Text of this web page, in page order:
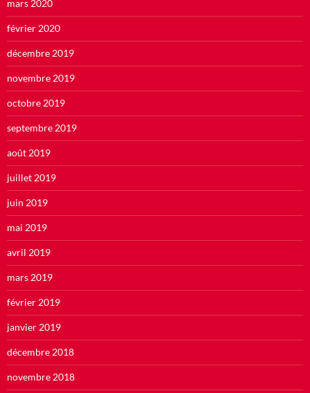
mars 2020
février 2020
décembre 2019
novembre 2019
octobre 2019
septembre 2019
août 2019
juillet 2019
juin 2019
mai 2019
avril 2019
mars 2019
février 2019
janvier 2019
décembre 2018
novembre 2018